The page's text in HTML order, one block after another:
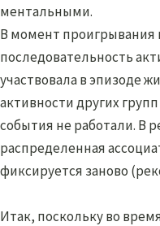
ментальными.
В момент проигрывания
последовательность
участвовала в эпизоде
активности других
события не работали. В
распределенная
фиксируется заново
Итак, поскольку во